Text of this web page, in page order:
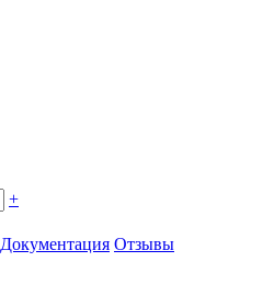
+
Документация Отзывы